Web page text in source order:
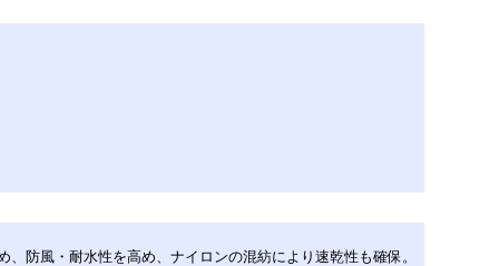
防風・耐水性を高め、ナイロンの混紡により速乾性も確保。